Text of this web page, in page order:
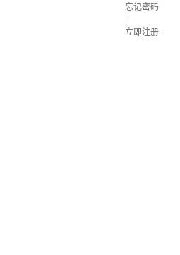
忘记密码
立即注册